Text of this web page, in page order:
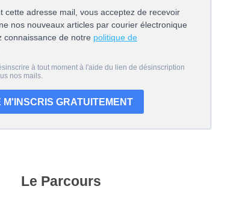
Le Parcours